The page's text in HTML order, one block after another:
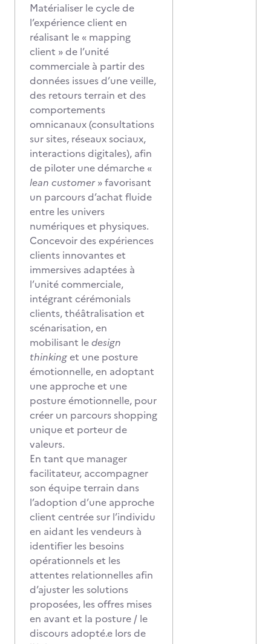
Matérialiser le cycle de
l’expérience client en
réalisant le « mapping
client » de l’unité
commerciale à partir des
données issues d’une veille,
des retours terrain et des
comportements
omnicanaux (consultations
sur sites, réseaux sociaux,
interactions digitales), afin
de piloter une démarche «
lean customer» favorisant
un parcours d’achat fluide
entre les univers
numériques et physiques.
Concevoir des expériences
clients innovantes et
immersives adaptées à
l’unité commerciale,
intégrant cérémonials
clients, théâtralisation et
scénarisation, en
mobilisant ledesign
thinkinget une posture
émotionnelle, en adoptant
une approche et une
posture émotionnelle, pour
créer un parcours shopping
unique et porteur de
valeurs.
En tant que manager
facilitateur, accompagner
son équipe terrain dans
l’adoption d’une approche
client centrée sur l’individu
en aidant les vendeurs à
identifier les besoins
opérationnels et les
attentes relationnelles afin
d’ajuster les solutions
proposées, les offres mises
en avant et la posture / le
discours adopté.e lors de